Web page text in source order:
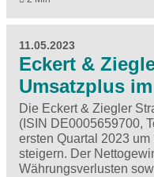
11.05.2023
Eckert &
Umsatzplus
Die Eckert & Ziegler
(ISIN DE0005659700,
ersten Quartal 2023
steigern. Der
Währungsverlusten